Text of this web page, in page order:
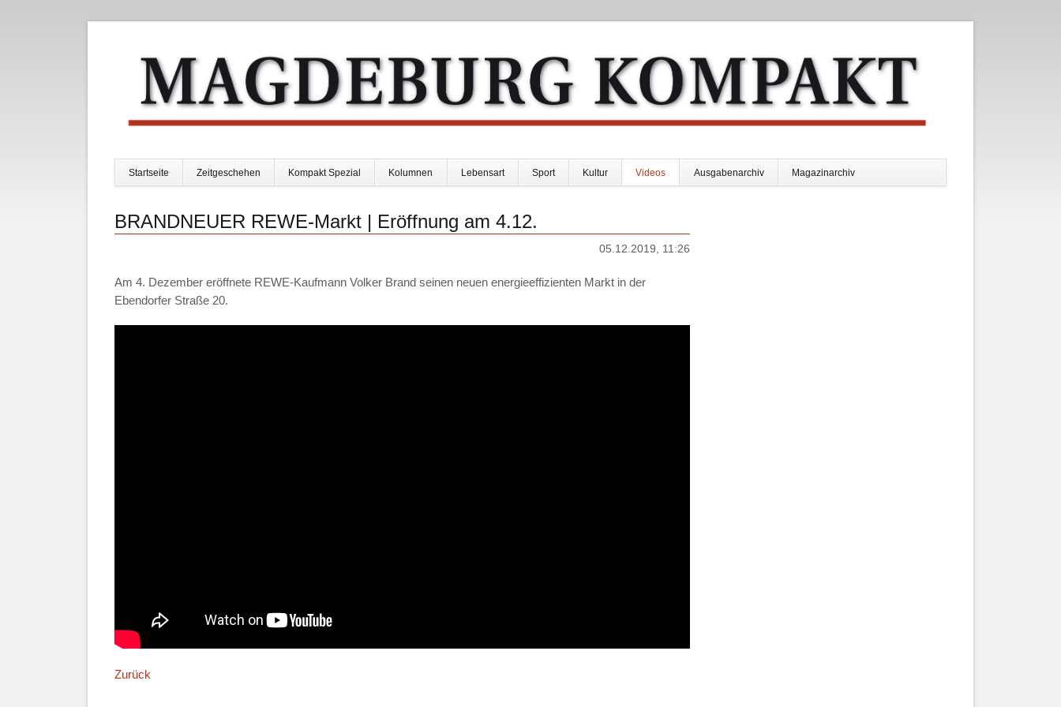
Startseite Zeitgeschehen Kompakt Spezial Kolumnen Lebensart Sport Kultur Videos Ausgabenarchiv Magazinarchiv
BRANDNEUER REWE-Markt | Eröffnung am 4.12.
05.12.2019, 11:26
Am 4. Dezember eröffnete REWE-Kaufmann Volker Brand seinen neuen energieeffizienten Markt in der
Ebendorfer Straße 20.
Zurück